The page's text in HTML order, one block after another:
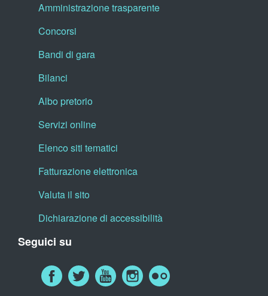
Amministrazione trasparente
Concorsi
Bandi di gara
Bilanci
Albo pretorio
Servizi online
Elenco siti tematici
Fatturazione elettronica
Valuta il sito
Dichiarazione di accessibilità
Seguici su